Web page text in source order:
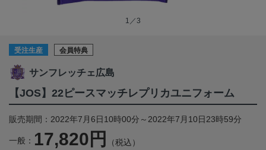
1／3
受注生産 会員特典
サンフレッチェ広島
【JOS】22ピースマッチレプリカユニフォーム
販売期間：2022年7月6日10時00分～2022年7月10日23時59分
一般： 17,820円 （税込）